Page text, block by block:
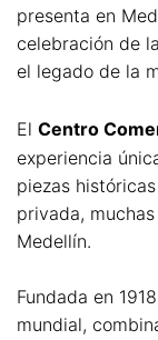
presenta en
celebración de
el legado de la
El Centro
experiencia
piezas
privada,
Medellín.
Fundada en
mundial,